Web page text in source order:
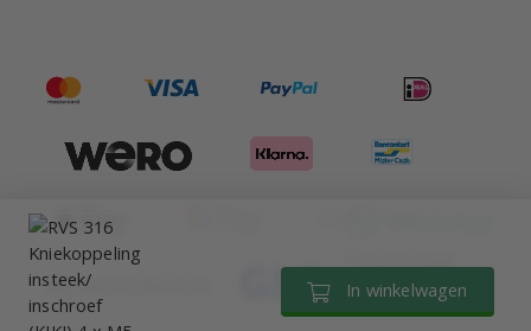
In winkelwagen
Wij verzenden met